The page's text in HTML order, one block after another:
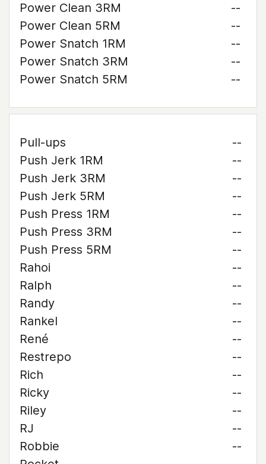
Power Clean 3RM
--
Power Clean 5RM
--
Power Snatch 1RM
--
Power Snatch 3RM
--
Power Snatch 5RM
--
Pull-ups
--
Push Jerk 1RM
--
Push Jerk 3RM
--
Push Jerk 5RM
--
Push Press 1RM
--
Push Press 3RM
--
Push Press 5RM
--
Rahoi
--
Ralph
--
Randy
--
Rankel
--
René
--
Restrepo
--
Rich
--
Ricky
--
Riley
--
RJ
--
Robbie
--